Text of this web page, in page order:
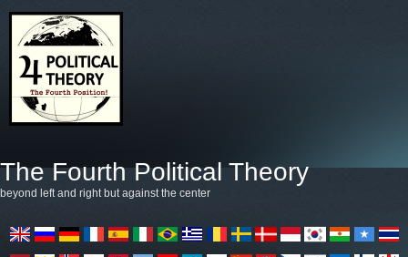
The Fourth Political Theory
beyond left and right but against the center